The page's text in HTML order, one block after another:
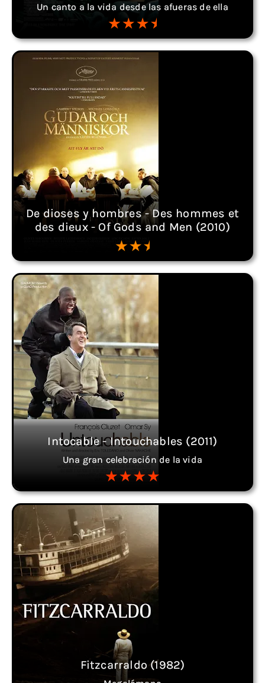
Un canto a la vida desde las afueras de ella
De dioses y hombres - Des hommes et
des dieux - Of Gods and Men (2010)
Intocable - Intouchables (2011)
Una gran celebración de la vida
Fitzcarraldo (1982)